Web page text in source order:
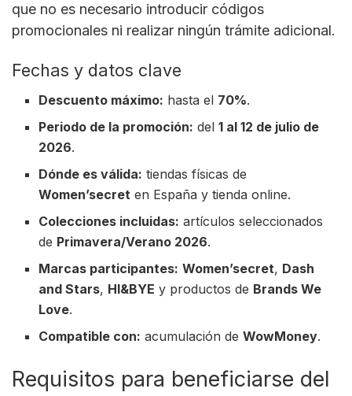
que no es necesario introducir códigos
promocionales ni realizar ningún trámite adicional.
Fechas y datos clave
Descuento máximo: hasta el 70%.
Periodo de la promoción: del1 al 12 de julio de
2026.
Dónde es válida: tiendas físicas de
Women’secret en España y tienda online.
Colecciones incluidas: artículos seleccionados
de Primavera/Verano 2026.
Marcas participantes: Women’secret, Dash
and Stars, HI&BYE y productos de Brands We
Love.
Compatible con: acumulación deWowMoney.
Requisitos para beneficiarse del